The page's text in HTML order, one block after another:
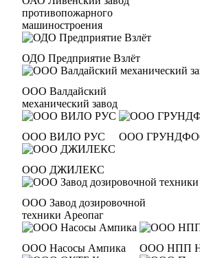
противопожарного
машиностроения
ОДО Предприятие Взлёт
ООО Валдайский
механический завод
ООО ВИЛО РУС ООО
ООО ДЖИЛЕКС
ООО Завод дозировочной
техники Ареопаг
ООО Насосы Ампика ООО НПП